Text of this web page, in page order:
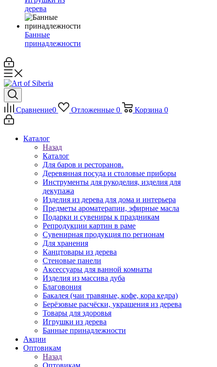
дерева
Банные
принадлежности
Сравнение0 Отложенные 0 Корзина 0
Каталог
Назад
Каталог
Для баров и ресторанов.
Деревянная посуда и столовые приборы
Инструменты для рукоделия, изделия для
декупажа
Изделия из дерева для дома и интерьера
Предметы ароматерапии, эфирные масла
Подарки и сувениры к праздникам
Репродукции картин в раме
Сувенирная продукция по регионам
Для хранения
Канцтовары из дерева
Стеновые панели
Аксессуары для ванной комнаты
Изделия из массива дуба
Благовония
Бакалея (чаи травяные, кофе, кора кедра)
Берёзовые расчёски, украшения из дерева
Товары для здоровья
Игрушки из дерева
Банные принадлежности
Акции
Оптовикам
Назад
Оптовикам